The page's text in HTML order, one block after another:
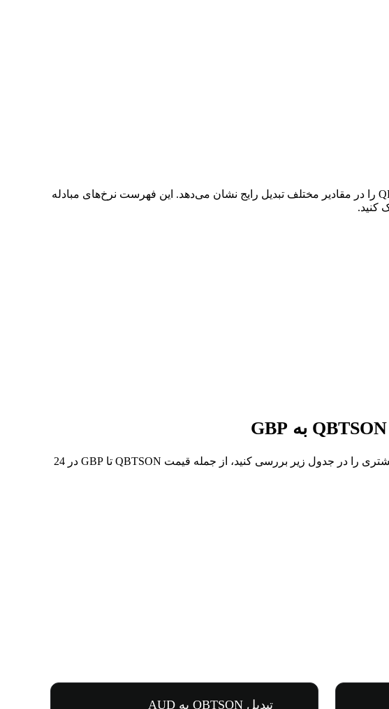
در جدول بالا، نمودار داده‌های تبدیل جامع GBP به QBTSON را مشاهده می‌کنید که رابطه ارزش GBP و QBTSON را در مقادیر مختلف تبدیل رایج نشان می‌دهد. این فهرست نرخ‌های مبادله
در 7 روز گذشته، بالاترین قیمت از QBTSON تا GBP £16.39 و کمترین آن £12.05 بوده است. می‌توانید داده‌های بیشتری را در جدول زیر بررسی کنید، از جمله قیمت QBTSON تا GBP در 24
تبدیل QBTSON به AUD